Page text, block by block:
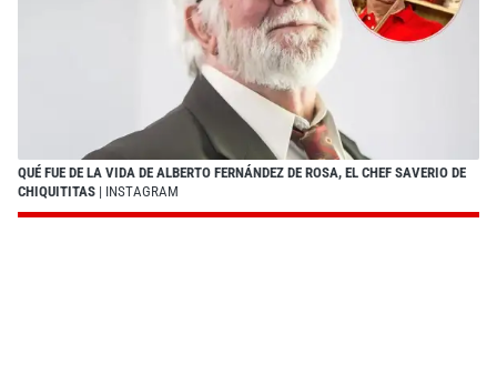
QUÉ FUE DE LA VIDA DE ALBERTO FERNÁNDEZ DE ROSA, EL CHEF SAVERIO DE
CHIQUITITAS | INSTAGRAM